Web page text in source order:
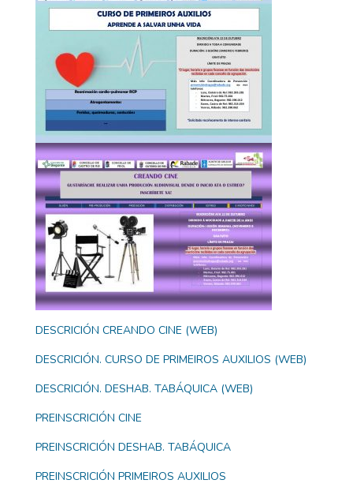
DESCRICIÓN CREANDO CINE (WEB)
DESCRICIÓN. CURSO DE PRIMEIROS AUXILIOS (WEB)
DESCRICIÓN. DESHAB. TABÁQUICA (WEB)
PREINSCRICIÓN CINE
PREINSCRICIÓN DESHAB. TABÁQUICA
PREINSCRICIÓN PRIMEIROS AUXILIOS